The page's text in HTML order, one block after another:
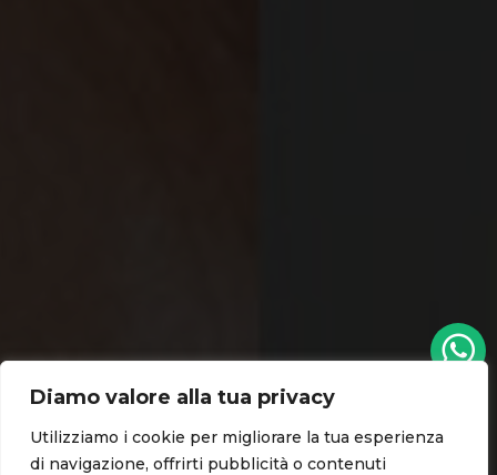
Diamo valore alla tua privacy
Utilizziamo i cookie per migliorare la tua esperienza
di navigazione, offrirti pubblicità o contenuti